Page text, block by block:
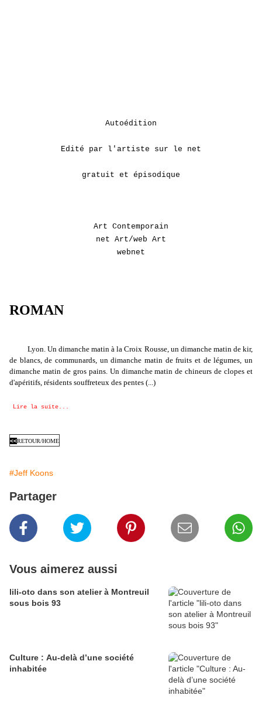
Autoédition
Edité par l'artiste sur le net
gratuit et épisodique
Art Contemporain
net Art/web Art
webnet
ROMAN
Lyon. Un dimanche matin à la Croix Rousse, un dimanche matin de kir,
de blancs, de communards, un dimanche matin de fruits et de légumes, un
dimanche matin de gros pains. Un dimanche matin de chineurs de clopes et
d'apéritifs, résidents souffreteux des pentes (...)
Lire la suite...
<<RETOUR/HOME
#Jeff Koons
Partager
Vous aimerez aussi
lili-oto dans son atelier à Montreuil
sous bois 93
Culture : Au-delà d’une société
inhabitée